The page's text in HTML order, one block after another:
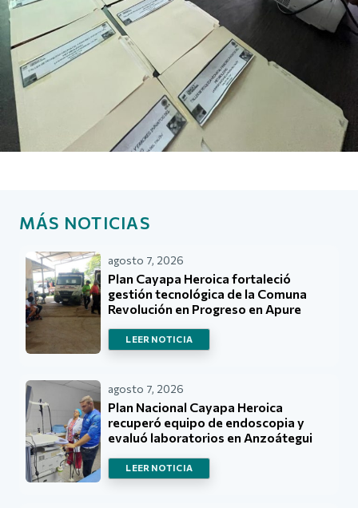
MÁS NOTICIAS
agosto 7, 2026
Plan Cayapa Heroica fortaleció
gestión tecnológica de la Comuna
Revolución en Progreso en Apure
LEER NOTICIA
agosto 7, 2026
Plan Nacional Cayapa Heroica
recuperó equipo de endoscopia y
evaluó laboratorios en Anzoátegui
LEER NOTICIA